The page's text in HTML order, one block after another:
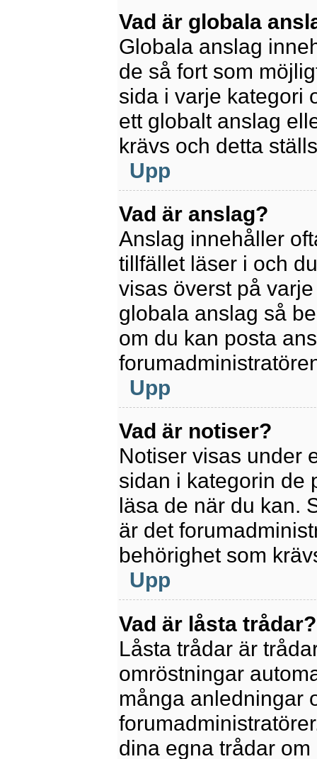
Vad är globala
Globala anslag
de så fort som
sida i varje kategori
ett globalt anslag
krävs och detta
Upp
Vad är anslag?
Anslag innehåller
tillfället läser i och
visas överst på
globala anslag så
om du kan posta
Upp
Vad är notiser?
Notiser visas under
sidan i kategorin de
läsa de när du kan.
är det
behörighet som
Upp
Vad är låsta trådar?
Låsta trådar är
omröstningar
många anledningar
dina egna trådar